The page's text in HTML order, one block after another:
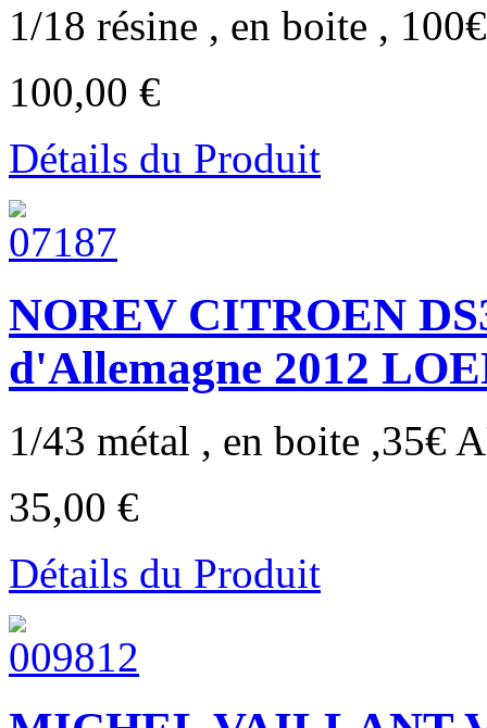
1/18 résine , en boite ,
100,00 €
Détails du Produit
NOREV CITROEN
d'Allemagne 2012
1/43 métal , en boite ,35€
35,00 €
Détails du Produit